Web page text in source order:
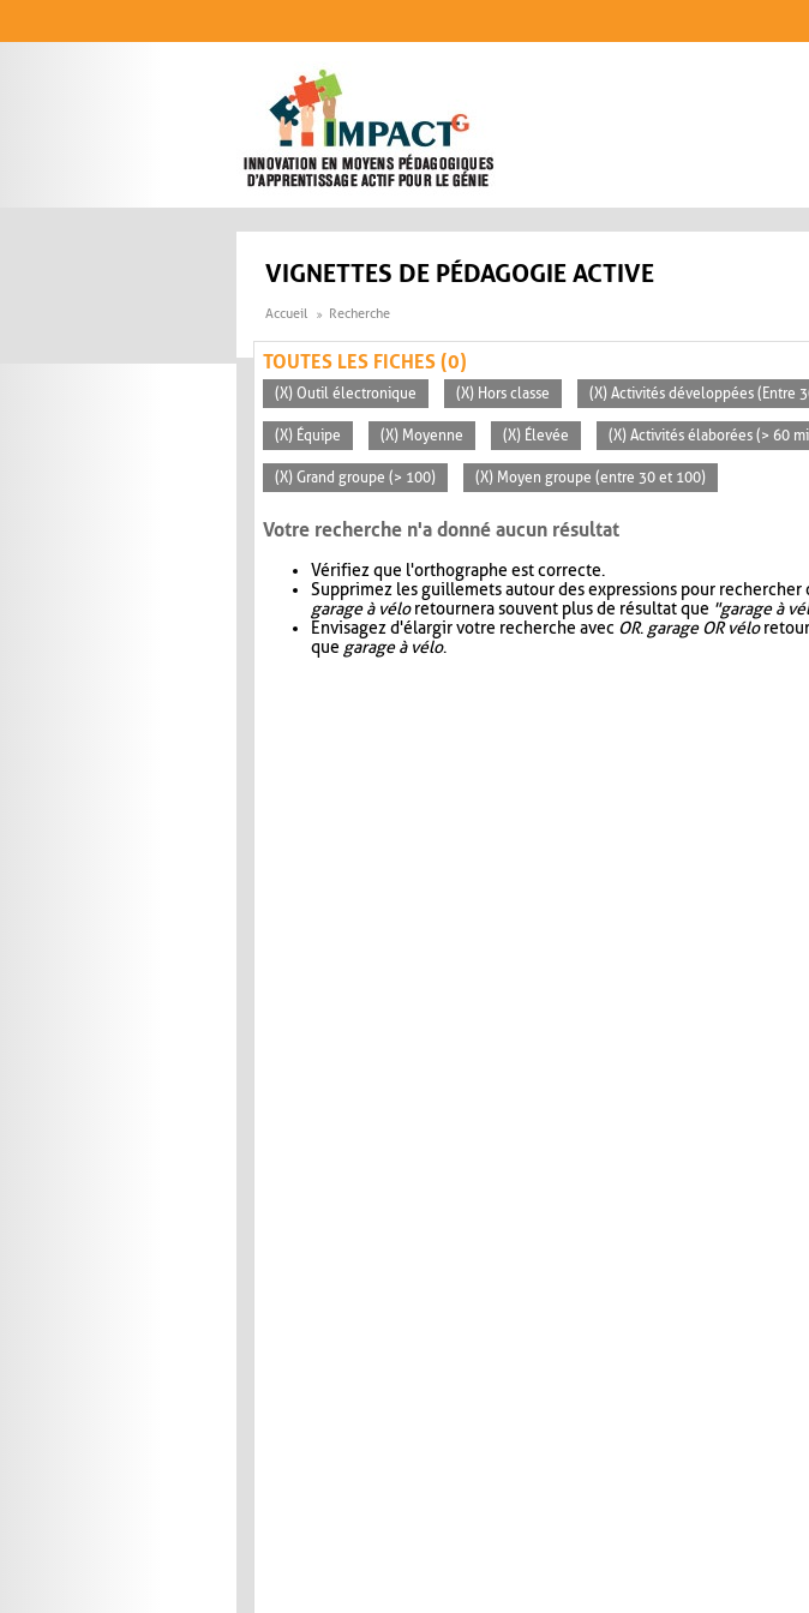
VIGNETTES DE PÉDAGOGIE ACTIVE
Accueil Recherche
TOUTES LES FICHES (0)
(X) Outil électronique (X) Hors classe (X) Activités développées (Entre
(X) Équipe (X) Moyenne (X) Élevée (X) Activités élaborées (> 60
(X) Grand groupe (> 100) (X) Moyen groupe (entre 30 et 100)
Votre recherche n'a donné aucun résultat
Vérifiez que l'orthographe est correcte.
Supprimez les guillemets autour des expressions pour rechercher
garage à véloretournera souvent plus de résultat que "garage à
Envisagez d'élargir votre recherche avec OR. garage OR vélo
que garage à vélo.